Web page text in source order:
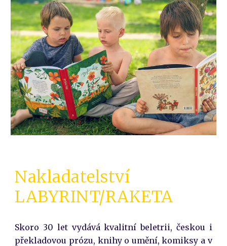
Nakladatelství
LABYRINT/RAKETA
Skoro 30 let vydává kvalitní beletrii, českou i
překladovou prózu, knihy o umění, komiksy a v